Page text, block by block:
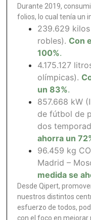
Durante 2019,
folios, lo cual tenía un
239.629
robles). Con
100%.
4.175.127
olímpicas).
un 83%.
857.668 kW
de fútbol de
dos
ahorra un
96.459 kg
Madrid –
medida se
Desde Qipert,
nuestros distintos
esfuerzo de todos,
con el foco en mejorar